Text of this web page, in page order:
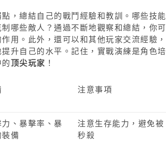
，總結自己的戰鬥經驗和教訓。哪些技能
哪些敵人？通過不斷地觀察和總結，你可
用。此外，還可以和其他玩家交流經驗，
升自己的水平。記住，實戰演練是角色培
顶尖玩家 ！
注意事項
、暴擊率、暴
備
注意生存能力，避免被
秒殺